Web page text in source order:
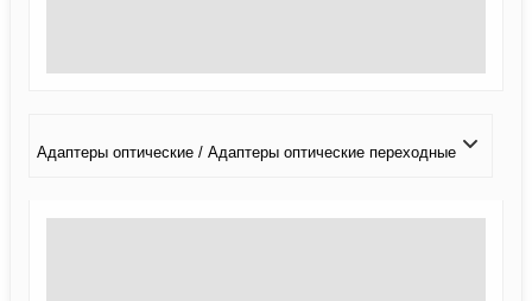
Адаптеры оптические / Адаптеры оптические переходные